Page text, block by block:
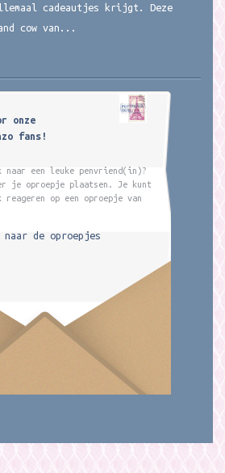
cadeautjes krijgt. Deze
cow van...
onze
fans!
naar een leuke penvriend(in)?
je oproepje plaatsen. Je kunt
op een oproepje van
naar de oproepjes